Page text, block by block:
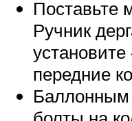
Поставьте
Ручник
передние
Баллонным